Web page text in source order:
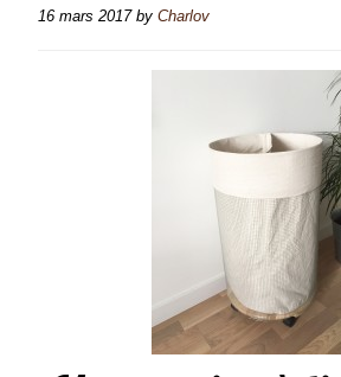
16 mars 2017by Charlov